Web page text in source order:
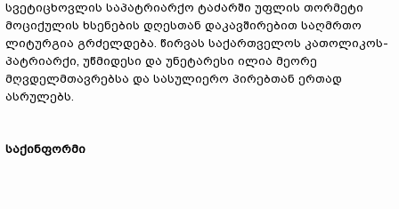
სვეტიცხოვლის საპატრიარქო ტაძარში უფლის თორმეტი
მოციქულის ხსენების დღესთან დაკავშირებით საღმრთო
ლიტურგია გრძელდება. წირვას საქართველოს კათოლიკოს-
პატრიარქი, უწმიდესი და უნეტარესი ილია მეორე
მღვდელმთავრებსა და სასულიერო პირებთან ერთად
ასრულებს.
საქინფორმი